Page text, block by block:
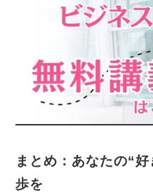
まとめ：あなたの“
歩を